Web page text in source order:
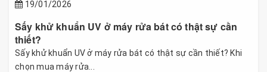
19/01/2026
Sấy khử khuẩn UV ở máy rửa bát có thật sự cần
thiết?
Sấy khử khuẩn UV ở máy rửa bát có thật sự cần thiết? Khi
chọn mua máy rửa...